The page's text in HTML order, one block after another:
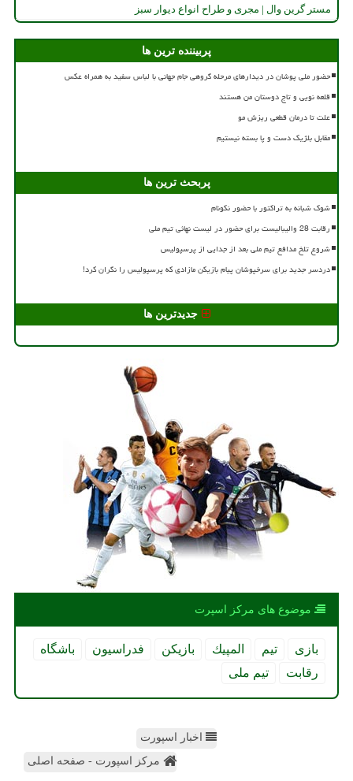
مستر گرین وال | مجری و طراح انواع دیوار سبز
پربیننده ترین ها
حضور ملی پوشان در دیدارهای مرحله گروهی جام جهانی با لباس سفید به همراه عکس
قلعه نویی و تاج دوستان من هستند
علت تا درمان قطعی ریزش مو
مقابل بلژیک دست و پا بسته نیستیم
پربحث ترین ها
شوک شبانه به تراکتور با حضور نکونام
رقابت 28 والیبالیست برای حضور در لیست نهائی تیم ملی
شروع تلخ مدافع تیم ملی بعد از جدایی از پرسپولیس
دردسر جدید برای سرخپوشان پیام بازیکن مازادی که پرسپولیس را نگران کرد!
جدیدترین ها
موضوع های مركز اسپرت
بازی تیم المپیك بازیكن فدراسیون
باشگاه
رقابت
تیم ملی
اخبار اسپورت
مرکز اسپورت - صفحه اصلی